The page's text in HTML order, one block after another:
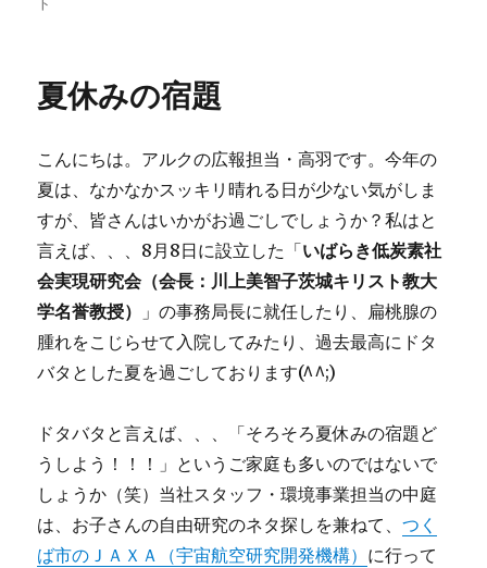
ARC
オ
リ
ジ
ナ
ル
自
動
販
場！
に
夏休みの宿題
こんにちは。アルクの広報担当・高羽です。今年の
夏は、なかなかスッキリ晴れる日が少ない気がしま
すが、皆さんはいかがお過ごしでしょうか？私はと
言えば、、、8月8日に設立した「いばらき低炭素社
会実現研究会（会長：川上美智子茨城キリスト教大
学名誉教授）
」の事務局長に就任したり、扁桃腺の
腫れをこじらせて入院してみたり、過去最高にドタ
バタとした夏を過ごしております(^^;)
ドタバタと言えば、、、「そろそろ夏休みの宿題ど
うしよう！！！」というご家庭も多いのではないで
しょうか（笑）当社スタッフ・環境事業担当の中庭
は、お子さんの自由研究のネタ探しを兼ねて、つく
ば市のＪＡＸＡ（宇宙航空研究開発機構） に行って